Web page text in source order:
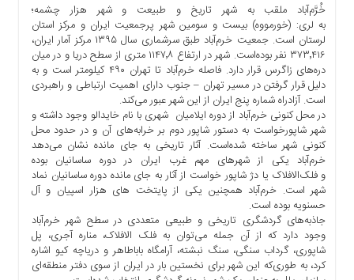
درباره
اخبار
سایت
ارتباط
برگه
نمونه
تعرفه
درباره
خُرَّم‌آباد ملقب به شهر تاریخ و طبیعت و شهر هزار چشمه؛
به لری: (خورمووه) بیست و سومین شهر پرجمعیت ایران و مرکز استان
لرستان است. جمعیت خرم‌آباد طبق سرشماری سال ۱۳۹۵ مرکز آمار ایران،
۳۷۳٬۴۱۶ نفر بوده‌است. شهر در ارتفاع ۱۱۴۷٬۸ متری از سطح دریا و در میان
دره‌های زاگرس قرار دارد. فاصله خرم‌آباد تا تهران ۴۹۰ کیلومتر است و به
دلیل قرار گرفتن در مسیر تهران – جنوب دارای اهمیت ارتباطی و راهبردی
است. آزادراه شماره پنج ایران از این شهر عبور می‌کند.
در محل کنونی خرم‌آباد از دوره ایلامیان شهری با نام خایدالو وجود داشته و
شهر شاپورخواست به دستور شاپور دوم بر خرابه‌های آن و در حدود محل
کنونی شهر ساخته شده‌است. آثار تاریخی به جای مانده نشان می‌دهد
خرم‌آباد یکی از شهرهای مهم غرب ایران در دوره ساسانیان بوده
و فلک‌الافلاک یا دژ شاپور خواست از آثار به جای مانده دوره ساسانیان نماد
شهر است. خرم‌آباد همچنین یکی از پایتخت‌ های هزار اسپیان و آل
حسنویه بوده‌ است.
جاذبه‌های گردشگری تاریخی و طبیعی متعددی در سطح شهر خرم‌آباد
وجود دارد که از آن جمله می‌توان به فلک ‌الافلاک، مناره آجری، پل
شاپوری، گرداب سنگی، سنگ نبشته، آرامگاه باباطاهر و دریاچه کیو اشاره
کرد، به‌ طوری‌که این شهر برای نخستین بار در ایران از سوی دفتر منطقه‌ای